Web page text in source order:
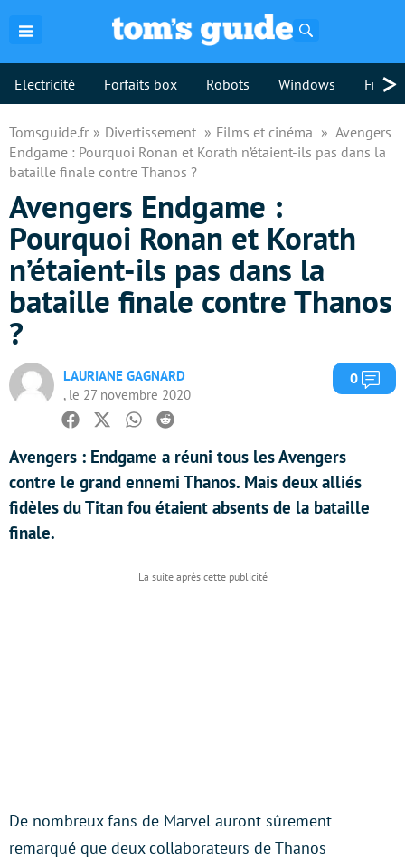
Electricité Forfaits box Robots Windows >
Tomsguide.fr Divertissement Films et cinéma
Avengers
Endgame : Pourquoi Ronan et Korath n’étaient-ils pas dans la
bataille finale contre Thanos ?
Avengers Endgame :
Pourquoi Ronan et Korath
n’étaient-ils pas dans la
bataille finale contre Thanos
?
LAURIANE GAGNARD
, le 27 novembre 2020
0
Facebook
TwitterWhatsapp
Reddit
Avengers : Endgame a réuni tous les Avengers
contre le grand ennemi Thanos. Mais deux alliés
fidèles du Titan fou étaient absents de la bataille
finale.
De nombreux fans de Marvel auront sûrement
remarqué que deux collaborateurs de Thanos